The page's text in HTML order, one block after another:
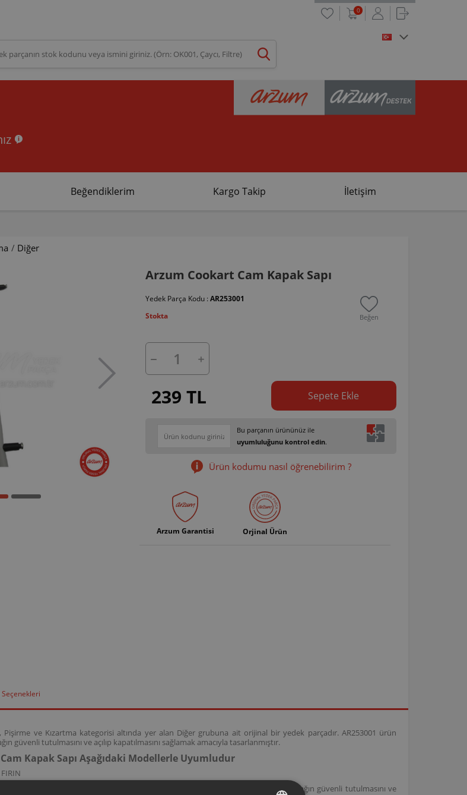
0
Beğendiklerim Kargo Takip İletişim
/ Diğer
Arzum Cookart Cam Kapak Sapı
Yedek Parça Kodu : AR253001
Stokta
Beğen
239 TL Sepete Ekle
Bu parçanın ürününüz ile
uyumluluğunu kontrol edin.
Ürün kodumu nasıl öğrenebilirim ?
Arzum Garantisi Orjinal Ürün
Pişirme ve Kızartma kategorisi altında yer alan Diğer grubuna ait orijinal bir yedek parçadır. AR253001 ürün
güvenli tutulmasını ve açılıp kapatılmasını sağlamak amacıyla tasarlanmıştır.
Kapak Sapı Aşağıdaki Modellerle Uyumludur
AR253 model kodlarına sahip Cookart midi fırın modelleri ile uyumlu olup, kapağın güvenli tutulmasını ve